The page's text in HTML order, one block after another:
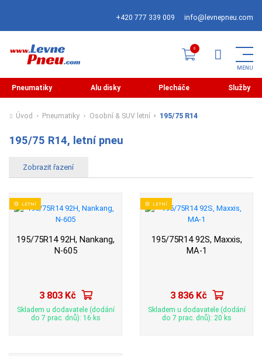
+420 777 339 009 info@levnepneu.com
Pneumatiky Alu disky Plecháče Služby
Úvod Pneumatiky Osobní & SUV letní 195/75 R14
195/75 R14, letní pneu
LETNÍ
195/75R14 92H, Nankang,
N-605
3 803 Kč
Skladem u dodavatele (dodání
do 7 prac. dnů): 16 ks
LETNÍ
195/75R14 92S, Maxxis,
MA-1
3 836 Kč
Skladem u dodavatele (dodání
do 7 prac. dnů): 20 ks